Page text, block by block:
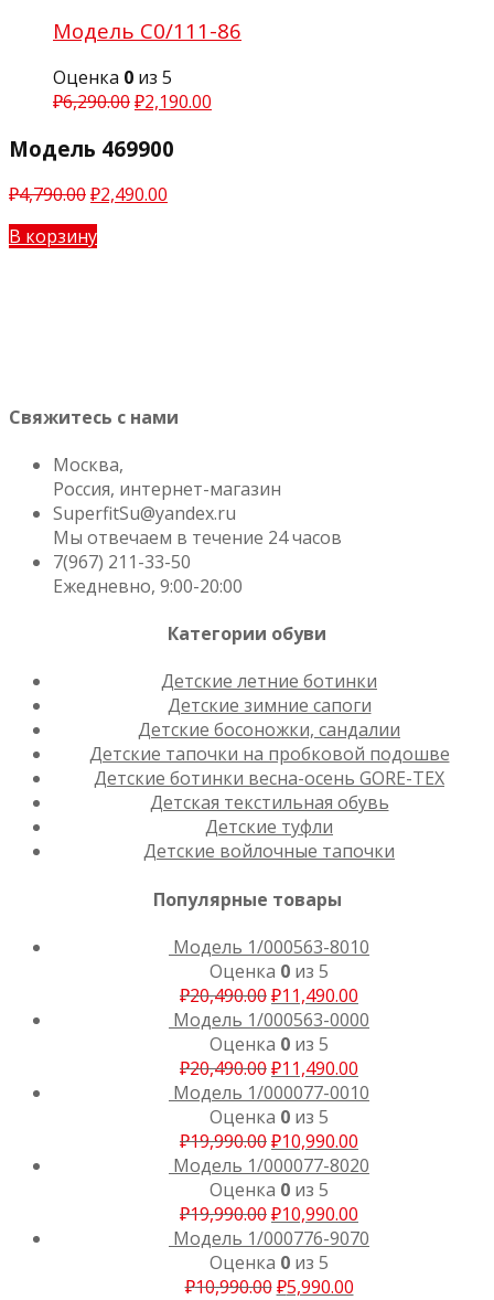
Модель С0/111-86
Оценка 0 из 5
₽6,290.00₽2,190.00
Модель 469900
₽4,790.00₽2,490.00
В корзину
Свяжитесь с нами
Москва,
Россия, интернет-магазин
SuperfitSu@yandex.ru
Мы отвечаем в течение 24 часов
7(967) 211-33-50
Ежедневно, 9:00-20:00
Категории обуви
Детские летние ботинки
Детские зимние сапоги
Детские босоножки, сандалии
Детские тапочки на пробковой подошве
Детские ботинки весна-осень GORE-TEX
Детская текстильная обувь
Детские туфли
Детские войлочные тапочки
Популярные товары
Модель 1/000563-8010
Оценка 0 из 5
₽20,490.00₽11,490.00
Модель 1/000563-0000
Оценка 0 из 5
₽20,490.00₽11,490.00
Модель 1/000077-0010
Оценка 0 из 5
₽19,990.00₽10,990.00
Модель 1/000077-8020
Оценка 0 из 5
₽19,990.00₽10,990.00
Модель 1/000776-9070
Оценка 0 из 5
₽10,990.00 ₽5,990.00